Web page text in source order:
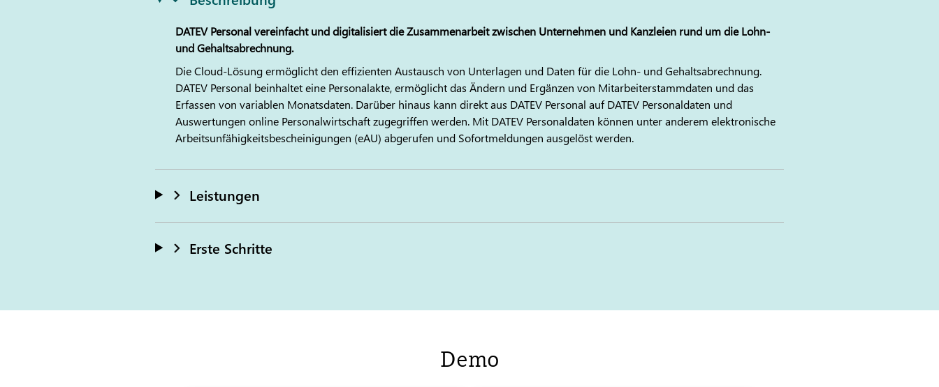
DATEVPersonal vereinfacht und digitalisiert die Zusammenarbeit zwischen Unternehmen und Kanzleien rund um die Lohn-
und Gehaltsabrechnung.
Die Cloud-Lösung ermöglicht den effizienten Austausch von Unterlagen und Daten für die Lohn- und Gehaltsabrechnung.
DATEVPersonal beinhaltet eine Personalakte, ermöglicht das Ändern und Ergänzen von Mitarbeiterstammdaten und das
Erfassen von variablen Monatsdaten. Darüber hinaus kann direkt aus DATEVPersonal aufDATEVPersonaldaten und
Auswertungen online Personalwirtschaft zugegriffen werden. Mit DATEVPersonaldaten können unter anderem elektronische
Arbeitsunfähigkeitsbescheinigungen (eAU) abgerufen und Sofortmeldungen ausgelöst werden.
Leistungen
Erste Schritte
Demo